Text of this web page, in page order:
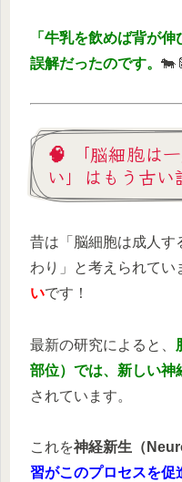
「牛乳を飲めば背が
誤解だったのです。
🧠 「脳細胞は
い」はもう古い
昔は「脳細胞は成人す
わり」と考えられてい
いです！
最新の研究によると、
部位）では、新しい神
されています。
これを神経新生（
習がこのプロセスを促